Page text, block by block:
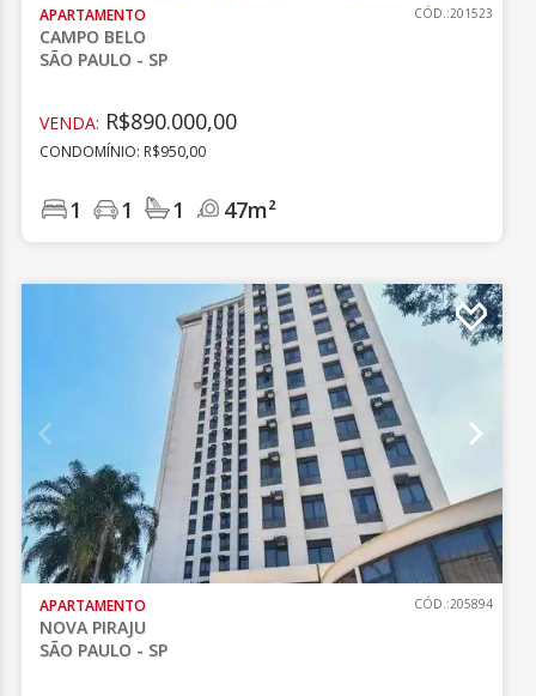
APARTAMENTO
CAMPO BELO
SÃO PAULO - SP
CÓD.:201523
VENDA: R$890.000,00
CONDOMÍNIO: R$950,00
1 1 1 47m²
APARTAMENTO
NOVA PIRAJU
SÃO PAULO - SP
CÓD.:205894